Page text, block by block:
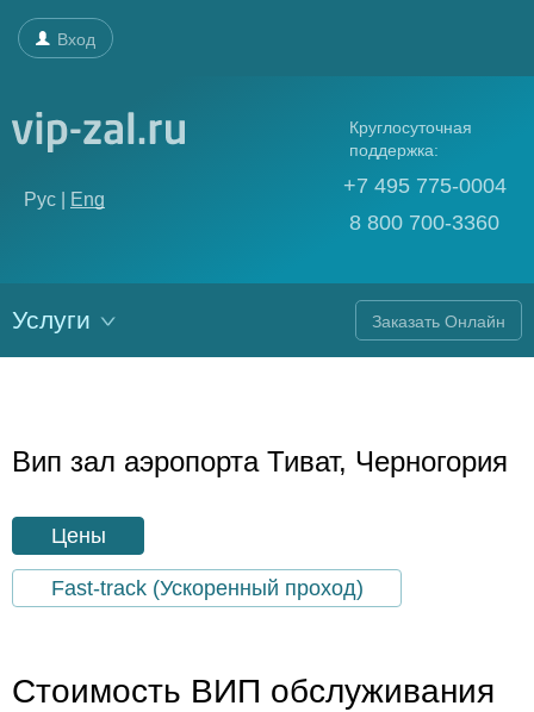
Вход
Рус | Eng
Круглосуточная
поддержка:
+7 495 775-0004
8 800 700-3360
Услуги Заказать Онлайн
Вип зал аэропорта Тиват, Черногория
Цены
Fast-track (Ускоренный проход)
Стоимость ВИП обслуживания